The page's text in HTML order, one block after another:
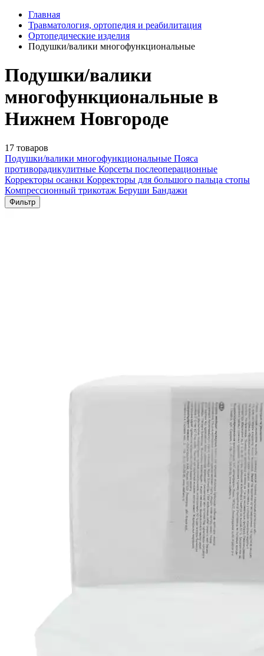
Главная
Травматология, ортопедия и реабилитация
Ортопедические изделия
Подушки/валики многофункциональные
Подушки/валики
многофункциональные в
Нижнем Новгороде
17 товаров
Подушки/валики многофункциональные Пояса
противорадикулитные Корсеты послеоперационные
Корректоры осанки Корректоры для большого пальца стопы
Компрессионный трикотаж Беруши Бандажи
Фильтр